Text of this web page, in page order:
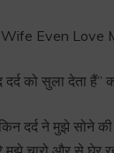
को सुला देता हैं”
दर्द ने मुझे सोने